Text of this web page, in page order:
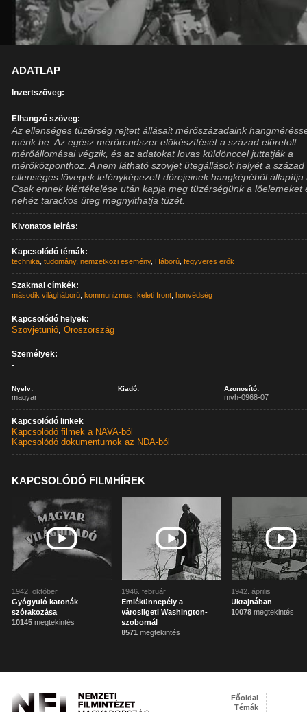
ADATLAP
Inzertszöveg:
Elhangzó szöveg:
Az ellenséges tüzérség rejtett állásait mérőszázadaink
mérik be. Az egész mérőrendszer előkészítését a század előretolt
mérőállomásai végzik, és az adatokat lovas küldönccel juttatják a
mérőközponthoz. A nem látható szovjet ütegállások helyét a század
ellenséges lövegek lefényképezett dörejeinek hangképéből állapítja
Csak ennek kiértékelése után kapja meg tüzérségünk a lőelemeket
nehéz tarackos üteg megnyithatja tüzét.
Kivonatos leírás:
Kapcsolódó témák:
technika ,tudomány,nemzetközi esemény, Háború ,fegyveres erők
Szakmai címkék:
második világháború ,kommunizmus ,keleti front ,honvédség
Kapcsolódó helyek:
Szovjetunió,Oroszország
Személyek:
-
Nyelv:
magyar
Kiadó: Azonosító:
mvh-0968-07
Kapcsolódó linkek
Kapcsolódó filmek a NAVA-ból
Kapcsolódó dokumentumok az NDA-ból
KAPCSOLÓDÓ FILMHÍREK
1942. október
Gyógyuló katonák
szórakozása
10145 megtekintés
1946. február
Emlékünnepély a
városligeti Washington-
szobornál
8571 megtekintés
1942. április
Ukrajnában
10078 megtekintés
Főoldal
Témák